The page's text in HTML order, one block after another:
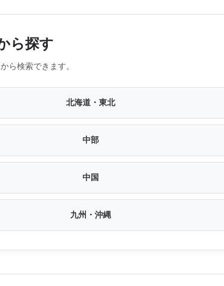
ら探す
ら検索できます。
北海道・東北
中部
中国
九州・沖縄